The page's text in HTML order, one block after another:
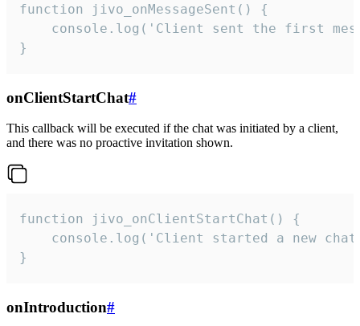
function jivo_onMessageSent() {
console.log('Client sent the first
}
onClientStartChat#
This callback will be executed if the chat was initiated by a client,
and there was no proactive invitation shown.
function jivo_onClientStartChat() {
console.log('Client started a new
}
onIntroduction#